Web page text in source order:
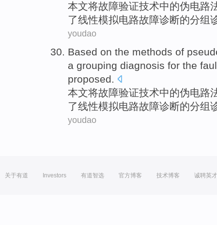
本文将故障验证技术中的伪电路
了线性模拟电路故障诊断的分组
youdao
Based on the methods of
a grouping diagnosis for the
proposed.
本文将故障验证技术中的伪电路
了线性模拟电路故障诊断的分组
youdao
关于有道 Investors 有道智选 官方博客 技术博客 诚聘英才